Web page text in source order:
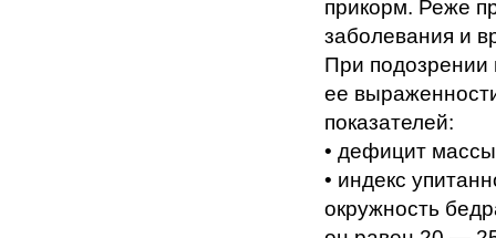
прикорм. Реже
заболевания и
При подозрении
ее
показателей:
• дефицит
• индекс
окружность